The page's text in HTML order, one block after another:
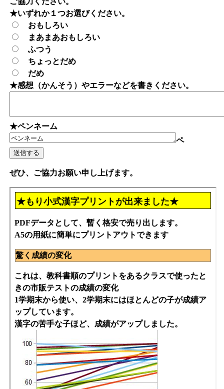
★いずれか１つお選びください。
おもしろい
まあまあおもしろい
ふつう
ちょっとだめ
だめ
★感想（かんそう）やエラーなどを書きください。
★ペンネーム
ペ
ぜひ、ご協力お願い申し上げます。